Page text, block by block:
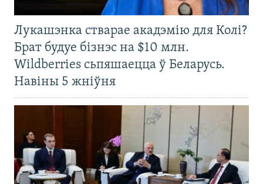
Лукашэнка стварае акадэмію для Колі?
Брат будуе бізнэс на $10 млн.
Wildberries сьпяшаецца ў Беларусь.
Навіны 5 жніўня